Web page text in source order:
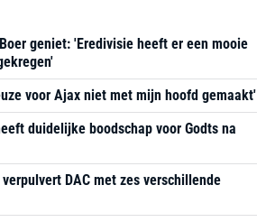
geniet: 'Eredivisie heeft er een mooie
voor Ajax niet met mijn hoofd gemaakt'
duidelijke boodschap voor Godts na
verpulvert DAC met zes verschillende